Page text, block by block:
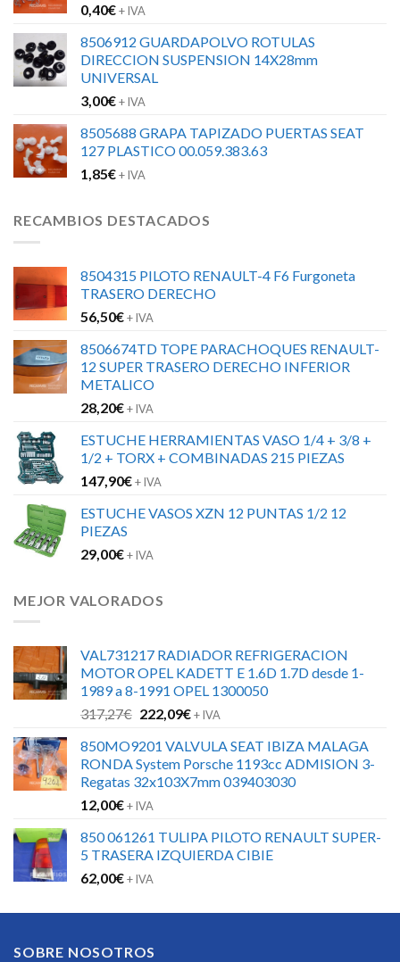
0,40€+ IVA
8506912 GUARDAPOLVO ROTULAS
DIRECCION SUSPENSION 14X28mm
UNIVERSAL
3,00€+ IVA
8505688 GRAPA TAPIZADO PUERTAS SEAT
127 PLASTICO 00.059.383.63
1,85€+ IVA
RECAMBIOS DESTACADOS
8504315 PILOTO RENAULT-4 F6 Furgoneta
TRASERO DERECHO
56,50€+ IVA
8506674TD TOPE PARACHOQUES RENAULT-
12 SUPER TRASERO DERECHO INFERIOR
METALICO
28,20€+ IVA
ESTUCHE HERRAMIENTAS VASO 1/4 + 3/8 +
1/2 + TORX + COMBINADAS 215 PIEZAS
147,90€+ IVA
ESTUCHE VASOS XZN 12 PUNTAS 1/2 12
PIEZAS
29,00€+ IVA
MEJOR VALORADOS
VAL731217 RADIADOR REFRIGERACION
MOTOR OPEL KADETT E 1.6D 1.7D desde 1-
1989 a 8-1991 OPEL 1300050
317,27€ El
original
era:
317,27€.
222,09€El
actual
es:
222,09€.
+ IVA
850MO9201 VALVULA SEAT IBIZA MALAGA
RONDA System Porsche 1193cc ADMISION 3-
Regatas 32x103X7mm 039403030
12,00€+ IVA
850 061261 TULIPA PILOTO RENAULT SUPER-
5 TRASERA IZQUIERDA CIBIE
62,00€+ IVA
SOBRE NOSOTROS